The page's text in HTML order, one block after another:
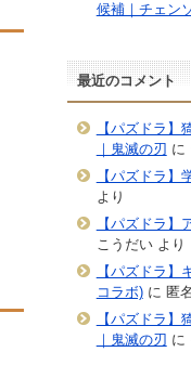
候補｜チェン
最近のコメント
【パズドラ】
｜鬼滅の刃 に
【パズドラ】
より
【パズドラ】
こうだいより
【パズドラ】
コラボ)に 匿名
【パズドラ】
｜鬼滅の刃 に